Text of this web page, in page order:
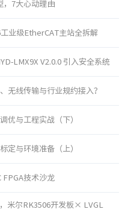
，7大心动理由
业级EtherCAT主站全拆解
V2.0.0 引入安全系统
无线传输与行业规约接入？
优与工程实战（下）
定与环境准备（上）
FPGA技术沙龙
米尔RK3506开发板× LVGL